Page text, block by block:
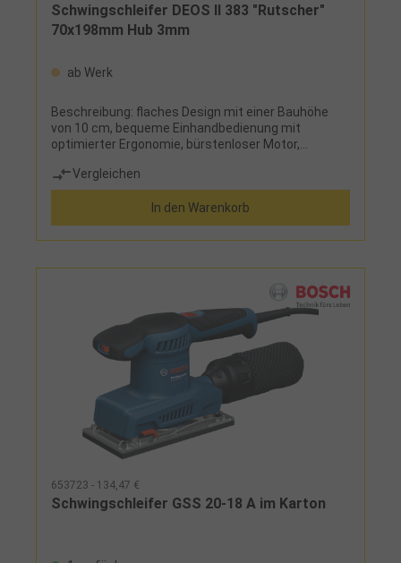
Schwingschleifer DEOS II 383 "Rutscher"
70x198mm Hub 3mm
ab Werk
Beschreibung: flaches Design mit einer Bauhöhe
von 10 cm, bequeme Einhandbedienung mit
optimierter Ergonomie, bürstenloser Motor,
Funktion, Absaugstutzen 27 mm Einsatz: zum
Schleifen und Polieren von Holz, Metall,
Kunststoffen, Farben und Lacken Lieferumfang: PU-
Grip-Schleifschuh 70 mm x 198 mm, Schutzauflage
Vergleichen
In den Warenkorb
653723 - 134,47 €
Schwingschleifer GSS 20-18 A im Karton